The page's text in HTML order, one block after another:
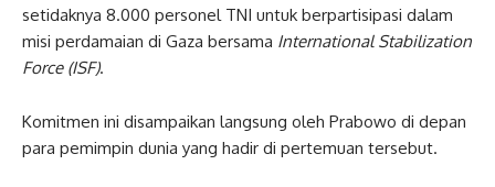
setidaknya 8.000 personel TNI untuk berpartisipasi dalam
misi perdamaian di Gaza bersama International Stabilization
Force (ISF).
Komitmen ini disampaikan langsung oleh Prabowo di depan
para pemimpin dunia yang hadir di pertemuan tersebut.